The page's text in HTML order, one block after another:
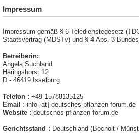
Impressum
Impressum gemäß § 6 Teledienstegesetz
Staatsvertrag (MDSTv) und § 4 Abs. 3
Betreiberin:
Angela Suchland
Häringshorst 12
D - 46419 Isselburg
Telefon : +49 15788135125
Email : info [at] deutsches-pflanzen-forum.de
Website : deutsches-pflanzen-forum.de
Gerichtsstand : Deutschland (Bocholt /